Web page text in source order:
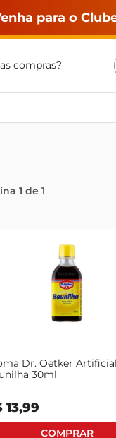
para o
compras?
1 de 1
Dr. Oetker Artificial
30ml
13,99